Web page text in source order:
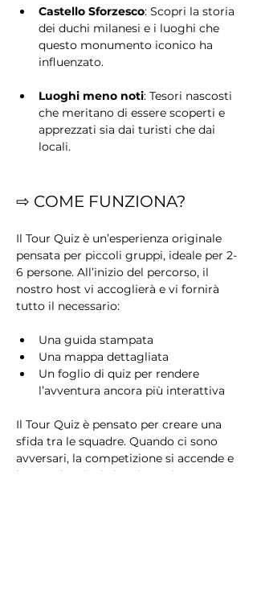
Castello Sforzesco: Scopri la storia
dei duchi milanesi e i luoghi che
questo monumento iconico ha
influenzato.
Luoghi meno noti: Tesori nascosti
che meritano di essere scoperti e
apprezzati sia dai turisti che dai
locali.
⇨ COME FUNZIONA?
Il Tour Quiz è un’esperienza originale
pensata per piccoli gruppi, ideale per 2-
6 persone. All’inizio del percorso, il
nostro host vi accoglierà e vi fornirà
tutto il necessario:
Una guida stampata
Una mappa dettagliata
Un foglio di quiz per rendere
l’avventura ancora più interattiva
Il Tour Quiz è pensato per creare una
sfida tra le squadre. Quando ci sono
avversari, la competizione si accende e
la squadra vincitrice riceverà un